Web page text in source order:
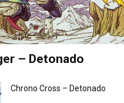
– Detonado
Chrono Cross – Detonado